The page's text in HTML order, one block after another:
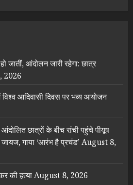
जातीं, आंदोलन जारी रहेगा: छात्र
2026
आदिवासी दिवस पर भव्य आयोजन
छात्रों के बीच रांची पहुंचे पीयूष
गाया ‘आरंभ है प्रचंड’August 8,
की हत्याAugust 8, 2026